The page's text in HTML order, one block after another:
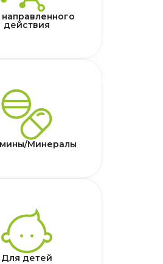
действия
Минералы
Для детей